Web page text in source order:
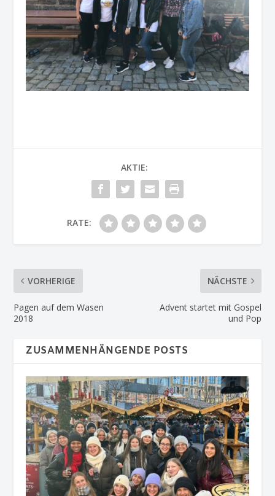
AKTIE:
RATE:
VORHERIGE
Pagen auf dem Wasen
2018
NÄCHSTE
Advent startet mit Gospel
und Pop
ZUSAMMENHÄNGENDE POSTS